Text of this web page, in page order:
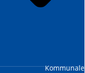
Kommunale